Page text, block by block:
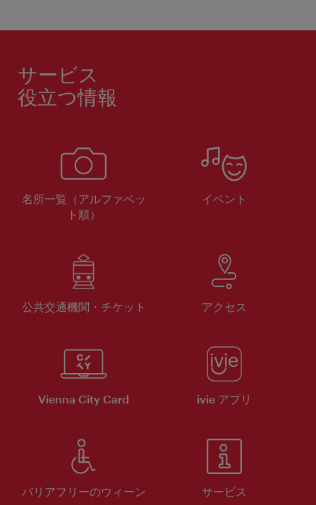
サービス
役立つ情報
名所一覧（アルファベッ
ト順）
イベント
公共交通機関・チケット アクセス
Vienna City Card ivie アプリ
バリアフリーのウィーン サービス